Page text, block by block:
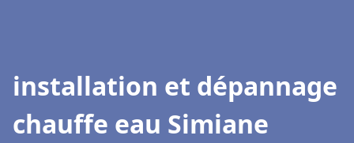
installation et dépannage
chauffe eau Simiane